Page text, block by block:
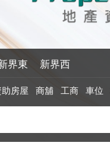
界東 新界西
助房屋 商舖 工商 車位